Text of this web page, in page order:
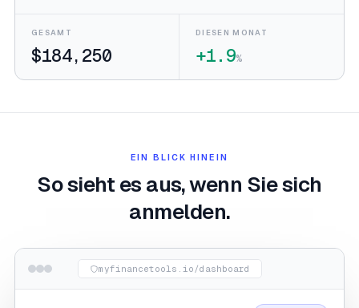
GESAMT
$184,250
DIESEN MONAT
+1.9%
EIN BLICK HINEIN
So sieht es aus, wenn Sie sich
anmelden.
myfinancetools.io/dashboard